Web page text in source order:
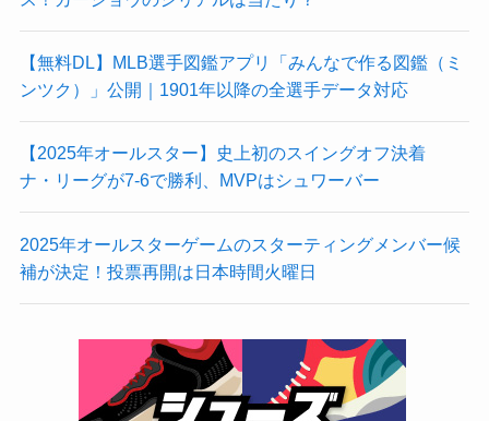
【無料DL】MLB選手図鑑アプリ「みんなで作る図鑑（ミ
ンツク）」公開｜1901年以降の全選手データ対応
【2025年オールスター】史上初のスイングオフ決着
ナ・リーグが7-6で勝利、MVPはシュワーバー
2025年オールスターゲームのスターティングメンバー候
補が決定！投票再開は日本時間火曜日